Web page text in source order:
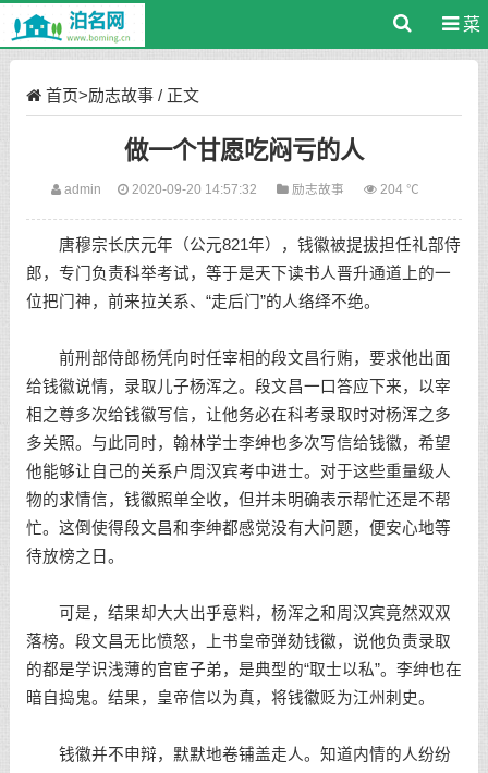
菜
首页>励志故事/ 正文
做一个甘愿吃闷亏的人
admin 2020-09-20 14:57:32 励志故事 204 ℃
唐穆宗长庆元年（公元821年），钱徽被提拔担任礼部侍
郎，专门负责科举考试，等于是天下读书人晋升通道上的一
位把门神，前来拉关系、“走后门”的人络绎不绝。
前刑部侍郎杨凭向时任宰相的段文昌行贿，要求他出面
给钱徽说情，录取儿子杨浑之。段文昌一口答应下来，以宰
相之尊多次给钱徽写信，让他务必在科考录取时对杨浑之多
多关照。与此同时，翰林学士李绅也多次写信给钱徽，希望
他能够让自己的关系户周汉宾考中进士。对于这些重量级人
物的求情信，钱徽照单全收，但并未明确表示帮忙还是不帮
忙。这倒使得段文昌和李绅都感觉没有大问题，便安心地等
待放榜之日。
可是，结果却大大出乎意料，杨浑之和周汉宾竟然双双
落榜。段文昌无比愤怒，上书皇帝弹劾钱徽，说他负责录取
的都是学识浅薄的官宦子弟，是典型的“取士以私”。李绅也在
暗自捣鬼。结果，皇帝信以为真，将钱徽贬为江州刺史。
钱徽并不申辩，默默地卷铺盖走人。知道内情的人纷纷